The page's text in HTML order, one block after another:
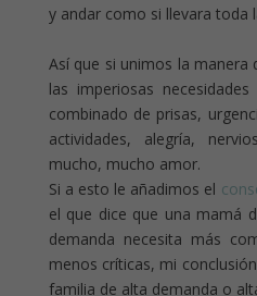
y andar como si llevara toda
Así que si unimos la
las imperiosas
combinado de prisas,
actividades, alegría,
mucho, mucho amor.
Si a esto le añadimos el
el que dice que una mamá
demanda necesita más
menos críticas, mi
familia de alta demanda o